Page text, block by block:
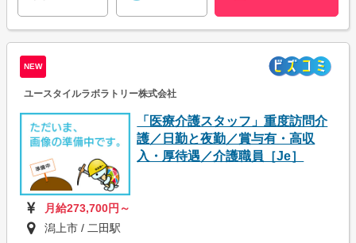
NEW
ユースタイルラボラトリー株式会社
「医療介護スタッフ」重度訪問介
護／日勤と夜勤／賞与有・高収
入・厚待遇／介護職員［Je］
月給273,700円～
潟上市 / 二田駅